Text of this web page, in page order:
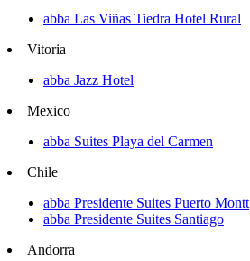
abba Las Viñas Tiedra Hotel Rural
Vitoria
abba Jazz Hotel
Mexico
abba Suites Playa del Carmen
Chile
abba Presidente Suites Puerto Montt
abba Presidente Suites Santiago
Andorra